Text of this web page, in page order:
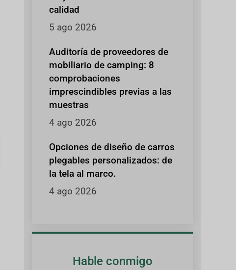
calidad
5 ago 2026
Auditoría de proveedores de
mobiliario de camping: 8
comprobaciones
imprescindibles previas a las
muestras
4 ago 2026
Opciones de diseño de carros
plegables personalizados: de
la tela al marco.
4 ago 2026
Hable conmigo